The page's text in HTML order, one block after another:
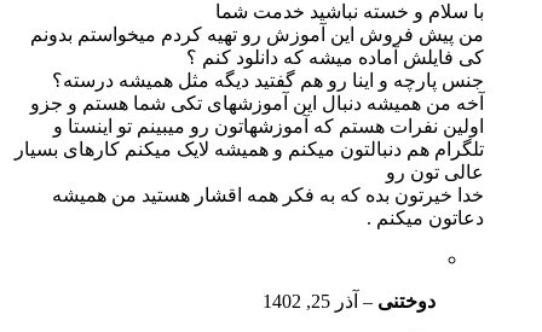
با سلام و خسته نباشید خدمت شما
من پیش فروش این آموزش رو تهیه کردم میخواستم بدونم
کی فایلش آماده میشه که دانلود کنم ؟
جنس پارچه و اینا رو هم گفتید دیگه مثل همیشه درسته؟
آخه من همیشه دنبال این آموزشهای تکی شما هستم و جزو
اولین نفرات هستم که آموزشهاتون رو میبینم تو اینستا و
تلگرام هم دنبالتون میکنم و همیشه لایک میکنم کارهای بسیار
عالی تون رو
خدا خیرتون بده که به فکر همه اقشار هستید من همیشه
دعاتون میکنم .
دوختنی – آذر 25, 1402